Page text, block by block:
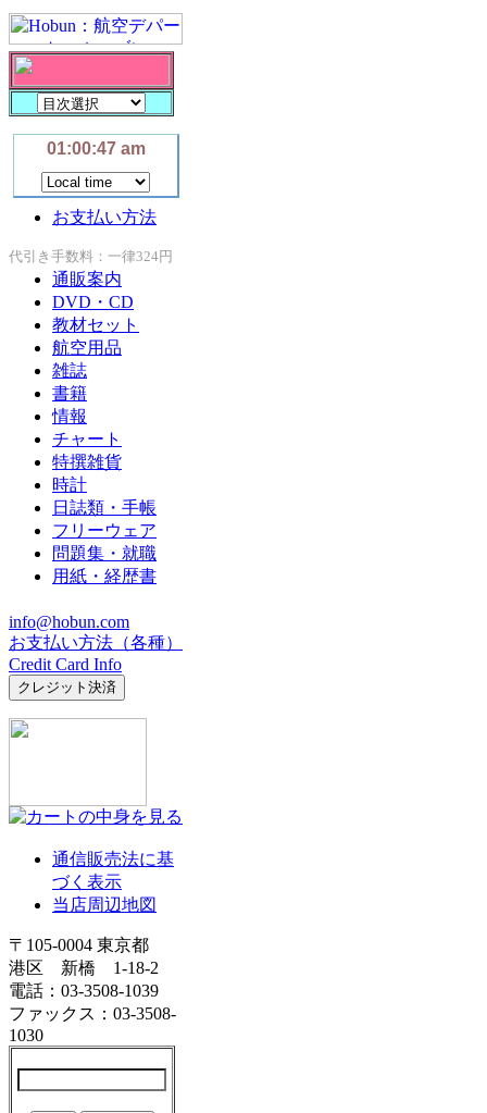
お支払い方法
代引き手数料：一律324円
通販案内
DVD・CD
教材セット
航空用品
雑誌
書籍
情報
チャート
特撰雑貨
時計
日誌類・手帳
フリーウェア
問題集・就職
用紙・経歴書
info@hobun.com
お支払い方法（各種）
Credit Card Info
通信販売法に基
づく表示
当店周辺地図
〒105-0004 東京都
港区 新橋 1-18-2
電話：03-3508-1039
ファックス：03-3508-
1030